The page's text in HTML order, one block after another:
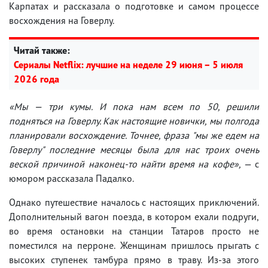
Карпатах и рассказала о подготовке и самом процессе
восхождения на Говерлу.
Читай также:
Сериалы Netflix: лучшие на неделе 29 июня – 5 июля
2026 года
«Мы — три кумы. И пока нам всем по 50, решили
подняться на Говерлу. Как настоящие новички, мы полгода
планировали восхождение. Точнее, фраза "мы же едем на
Говерлу" последние месяцы была для нас троих очень
веской причиной наконец-то найти время на кофе», — с
юмором рассказала Падалко.
Однако путешествие началось с настоящих приключений.
Дополнительный вагон поезда, в котором ехали подруги,
во время остановки на станции Татаров просто не
поместился на перроне. Женщинам пришлось прыгать с
высоких ступенек тамбура прямо в траву. Из-за этого